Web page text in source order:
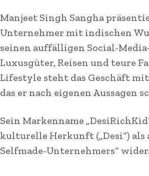
Manjeet Singh Sangha
Unternehmer mit indischen
seinen auffälligen Social-
Luxusgüter, Reisen und teure
Lifestyle steht das Geschäft mit
das er nach eigenen Aussagen
Sein Markenname
kulturelle Herkunft („Desi“) als
Selfmade-Unternehmers“ wider.